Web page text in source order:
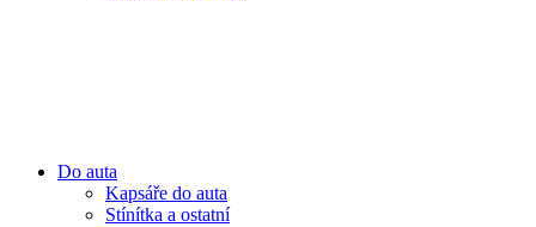
Do auta
Kapsáře do auta
Stínítka a ostatní